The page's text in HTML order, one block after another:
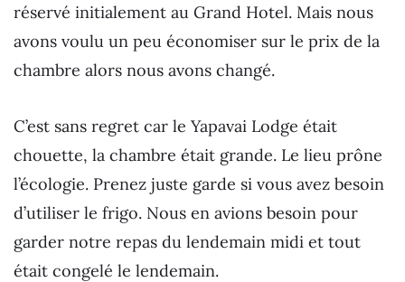
réservé initialement au Grand Hotel. Mais nous
avons voulu un peu économiser sur le prix de la
chambre alors nous avons changé.
C’est sans regret car le Yapavai Lodge était
chouette, la chambre était grande. Le lieu prône
l’écologie. Prenez juste garde si vous avez besoin
d’utiliser le frigo. Nous en avions besoin pour
garder notre repas du lendemain midi et tout
était congelé le lendemain.